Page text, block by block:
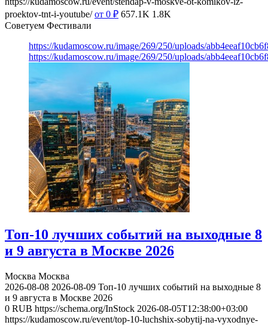
proektov-tnt-i-youtube/ от 0 ₽ 657.1K 1.8K
Советуем Фестивали
https://kudamoscow.ru/image/269/250/uploads/
https://kudamoscow.ru/image/269/250/uploads/
Топ-10 лучших событий на выходные 8
и 9 августа в Москве 2026
Москва Москва
2026-08-08 2026-08-09 Топ-10 лучших событий на выходные 8
и 9 августа в Москве 2026
0 RUB https://schema.org/InStock 2026-08-05T12:38:00+03:00
https://kudamoscow.ru/event/top-10-luchshix-sobytij-na-vyxodnye-